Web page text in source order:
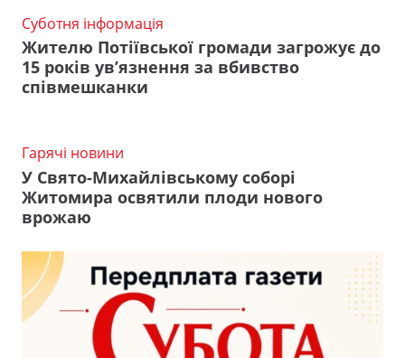
Суботня інформація
Жителю Потіївської громади загрожує до
15 років ув’язнення за вбивство
співмешканки
Гарячі новини
У Свято-Михайлівському соборі
Житомира освятили плоди нового
врожаю